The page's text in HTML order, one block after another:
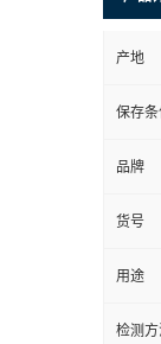
产地
保存
品牌
货号
用途
检测